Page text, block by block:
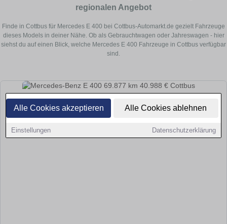
Alle Cookies akzeptieren Alle Cookies ablehnen
Einstellungen Datenschutzerklärung
regionalen Angebot
Finde in Cottbus für Mercedes E 400 bei Cottbus-Automarkt.de gezielt Fahrzeuge
dieses Models in deiner Nähe. Ob als Gebrauchtwagen oder Jahreswagen - hier
siehst du auf einen Blick, welche Mercedes E 400 Fahrzeuge in Cottbus verfügbar
sind.